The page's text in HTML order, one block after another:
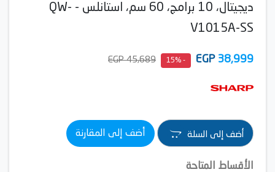
ديجيتال، 10 برامج، 60 سم، استانلس - QW-
V1015A-SS
38,999
EGP
- 15%
45,689 EGP
أضف إلى السلة أضف إلى المقارنة
الأقساط المتاحة